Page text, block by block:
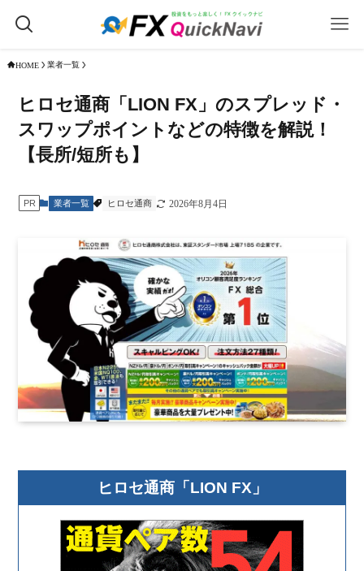
HOME 業者一覧
ヒロセ通商「LION FX」のスプレッド・
スワップポイントなどの特徴を解説！
【長所/短所も】
PR 業者一覧 ヒロセ通商 2026年8月4日
ヒロセ通商「LION FX」